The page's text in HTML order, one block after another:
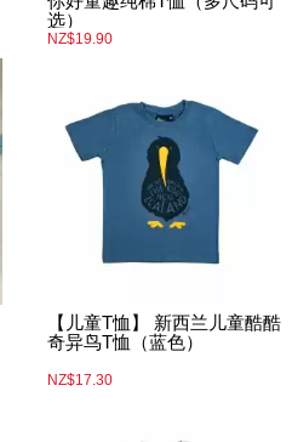
选）
NZ$19.90
【儿童T恤】 新西兰儿童酷酷
奇异鸟T恤（蓝色）
NZ$17.30